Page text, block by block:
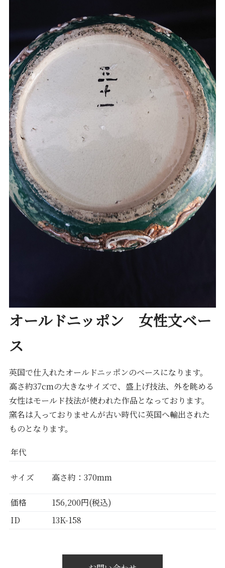
オールドニッポン 女性文ベー
ス
英国で仕入れたオールドニッポンのベースになります。
高さ約37cmの大きなサイズで、盛上げ技法、外を眺める
女性はモールド技法が使われた作品となっております。
窯名は入っておりませんが古い時代に英国へ輸出された
ものとなります。
年代
サイズ 高さ約：370mm
価格
156,200円(税込)
ID
13K-158